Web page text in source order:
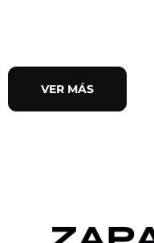
VER MÁS